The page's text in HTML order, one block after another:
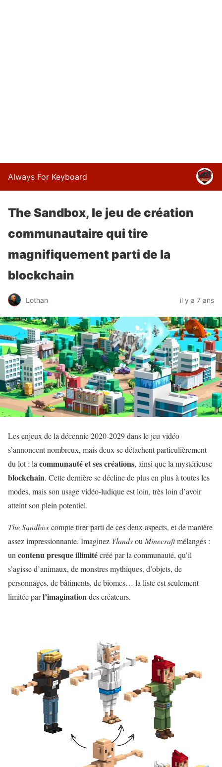
Always For Keyboard
The Sandbox, le jeu de création
communautaire qui tire
magnifiquement parti de la
blockchain
Lothan il y a 7 ans
Les enjeux de la décennie 2020-2029 dans le jeu vidéo
s’annoncent nombreux, mais deux se détachent particulièrement
du lot : la communauté et ses créations, ainsi que la mystérieuse
blockchain. Cette dernière se décline de plus en plus à toutes les
modes, mais son usage vidéo-ludique est loin, très loin d’avoir
atteint son plein potentiel.
The Sandboxcompte tirer parti de ces deux aspects, et de manière
assez impressionnante. Imaginez Ylandsou Minecraftmélangés :
un contenu presque illimitécréé par la communauté, qu’il
s’agisse d’animaux, de monstres mythiques, d’objets, de
personnages, de bâtiments, de biomes… la liste est seulement
limitée parl’imagination des créateurs.